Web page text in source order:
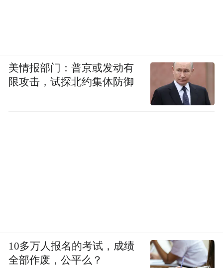
美情报部门：普京或发动有
限攻击，试探北约集体防御
10多万人报名的考试，成绩
全部作废，公平么？